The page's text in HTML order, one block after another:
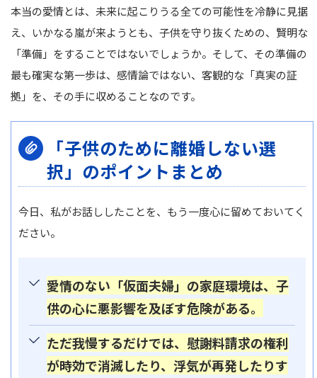
本当の愛情とは、未来に起こりうる全ての可能性を冷静に見据
え、いかなる嵐が来ようとも、子供を守り抜くための、賢明な
「準備」をすることではないでしょうか。そして、その準備の
最も確実な第一歩は、感情論ではない、客観的な「真実の証
拠」を、その手に収めることなのです。
「子供のために離婚しない選
択」のポイントまとめ
今日、私がお話ししたことを、もう一度心に留めておいてく
ださい。
愛情のない「仮面夫婦」の家庭環境は、子
供の心に悪影響を及ぼす危険がある。
ただ我慢するだけでは、慰謝料請求の権利
が時効で消滅したり、浮気が再発したりす